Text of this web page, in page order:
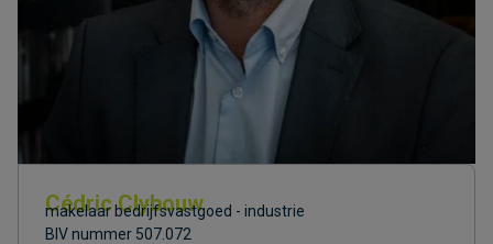
Cédric Clybouw
makelaar bedrijfsvastgoed - industrie
BIV nummer 507.072